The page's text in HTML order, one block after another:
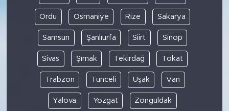
Ordu Osmaniye Rize Sakarya
Samsun Şanlıurfa Siirt Sinop
Sivas Şırnak Tekirdağ Tokat
Trabzon Tunceli Uşak Van
Yalova Yozgat Zonguldak